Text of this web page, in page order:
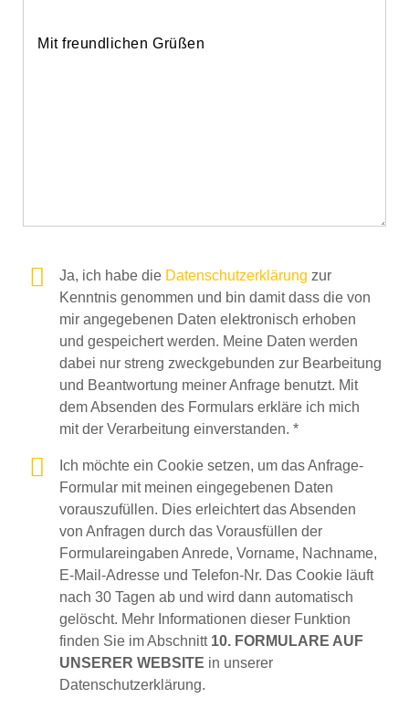
Ja, ich habe die Datenschutzerklärung zur
Kenntnis genommen und bin damit dass die von
mir angegebenen Daten elektronisch erhoben
und gespeichert werden. Meine Daten werden
dabei nur streng zweckgebunden zur Bearbeitung
und Beantwortung meiner Anfrage benutzt. Mit
dem Absenden des Formulars erkläre ich mich
mit der Verarbeitung einverstanden. *
Ich möchte ein Cookie setzen, um das Anfrage-
Formular mit meinen eingegebenen Daten
vorauszufüllen. Dies erleichtert das Absenden
von Anfragen durch das Vorausfüllen der
Formulareingaben Anrede, Vorname, Nachname,
E-Mail-Adresse und Telefon-Nr. Das Cookie läuft
nach 30 Tagen ab und wird dann automatisch
gelöscht. Mehr Informationen dieser Funktion
finden Sie im Abschnitt 10. FORMULARE AUF
UNSERER WEBSITE in unserer
Datenschutzerklärung.